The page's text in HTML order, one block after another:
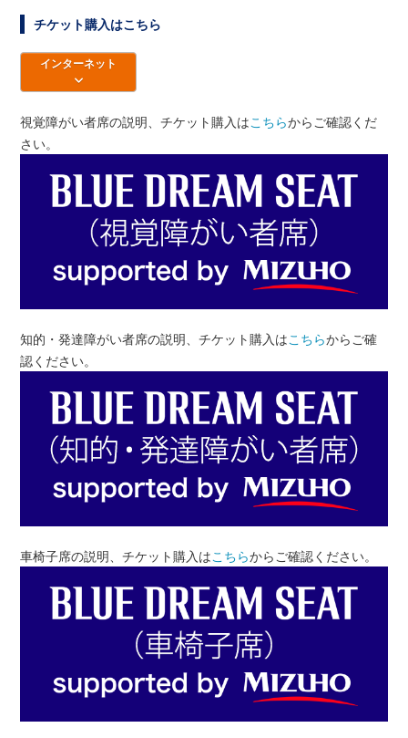
チケット購入はこちら
インターネット
視覚障がい者席の説明、チケット購入はこちらからご確認くだ
さい。
知的・発達障がい者席の説明、チケット購入はこちらからご確
認ください。
車椅子席の説明、チケット購入はこちらからご確認ください。